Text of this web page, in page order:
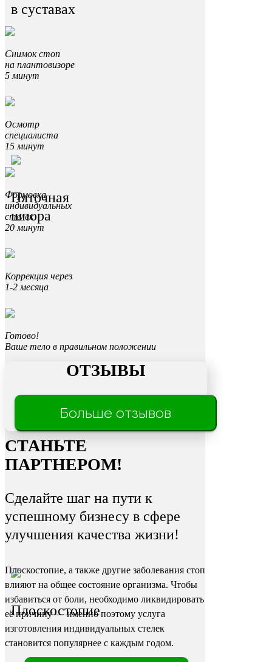
в суставах
Пяточная
шпора
Трещины
на пятках
Плоскостопие
Снимок стоп
на плантовизоре
5 минут
Осмотр
специалиста
15 минут
Формовка
индивидуальных
стелек
20 минут
Коррекция через
1-2 месяца
Готово!
Ваше тело в правильном положении
ОТЗЫВЫ
Больше отзывов
СТАНЬТЕ
ПАРТНЕРОМ!
Сделайте шаг на пути к
успешному бизнесу в сфере
улучшения качества жизни!
Плоскостопие, а также другие заболевания стоп
влияют на общее состояние организма. Чтобы
избавиться от боли, необходимо ликвидировать
её причину — именно поэтому услуга
изготовления индивидуальных стелек
становится популярнее с каждым годом.